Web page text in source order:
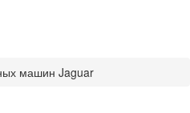
машин Jaguar